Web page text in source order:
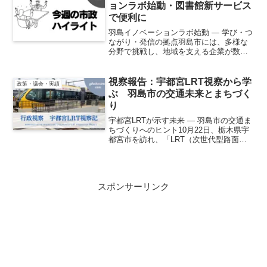
ョンラボ始動・図書館新サービス
で便利に
羽島イノベーションラボ始動 ― 学び・つ
ながり・発信の拠点羽島市には、多様な
分野で挑戦し、地域を支える企業が数多
企業と十分に共有されていないのが現状
です。そこでこのたび...
政策・議会・実績
視察報告：宇都宮LRT視察から学
ぶ 羽島市の交通未来とまちづく
り
宇都宮LRTが示す未来 ― 羽島市の交通ま
ちづくりへのヒント10月22日、栃木県宇
都宮市を訪れ、「LRT（次世代型路面電
スポンサーリンク